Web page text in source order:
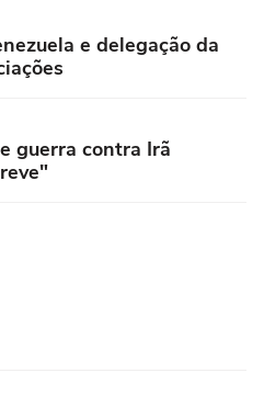
e delegação da
guerra contra Irã